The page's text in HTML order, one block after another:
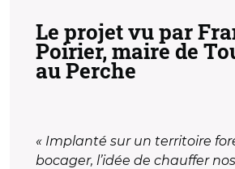
Le projet vu par
Poirier, maire de
au Perche
« Implanté sur un territoire
bocager, l’idée de chauffer